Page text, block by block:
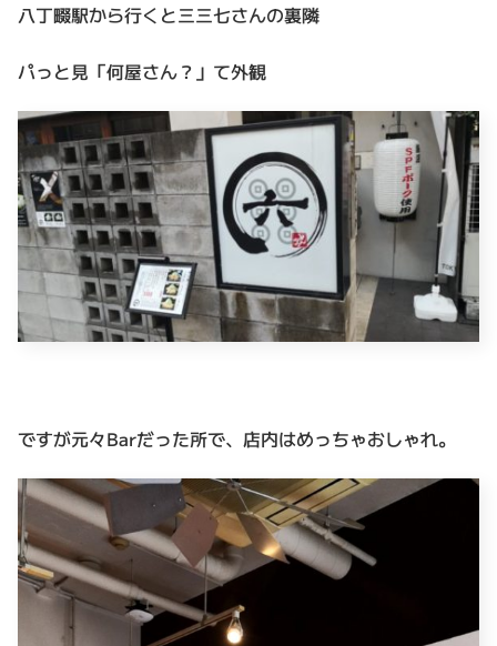
八丁畷駅から行くと三三七さんの裏隣
パっと見「何屋さん？」て外観
ですが元々Barだった所で、店内はめっちゃおしゃれ。